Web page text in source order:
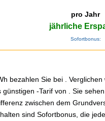
pro Jahr
jährliche
Sofortbonus:
bezahlen Sie bei .
-Tarif von . Sie
zwischen dem
sind Sofortbonus, die